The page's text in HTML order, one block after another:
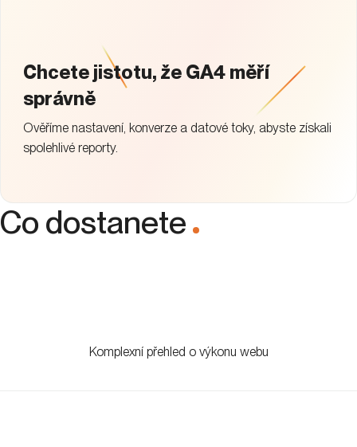
Chcete jistotu, že GA4 měří
správně
Ověříme nastavení, konverze a datové toky, abyste získali
spolehlivé reporty.
Co dostanete
.
Komplexní přehled o výkonu webu